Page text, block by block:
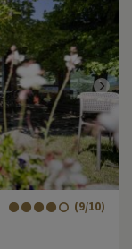
(9/10)